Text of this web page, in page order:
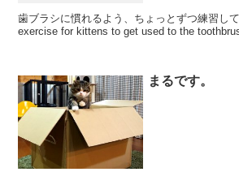
歯ブラシに慣れるよう、ちょっとずつ練習し
exercise for kittens to get used to the
まるです。